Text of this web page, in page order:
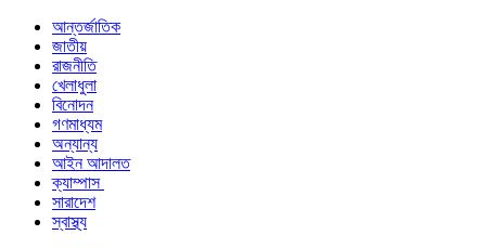
আন্তর্জাতিক
জাতীয়
রাজনীতি
খেলাধুলা
বিনোদন
গণমাধ্যম
অন্যান্য
আইন আদালত
ক্যাম্পাস
সারাদেশ
স্বাস্থ্য